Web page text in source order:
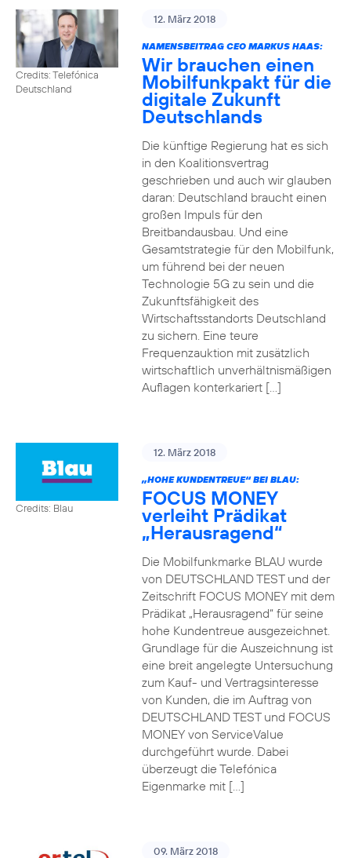
Credits: Telefónica
Deutschland
12. März 2018
NAMENSBEITRAG CEO MARKUS HAAS:
Wir brauchen einen
Mobilfunkpakt für die
digitale Zukunft
Deutschlands
Die künftige Regierung hat es sich
in den Koalitionsvertrag
geschrieben und auch wir glauben
daran: Deutschland braucht einen
großen Impuls für den
Breitbandausbau. Und eine
Gesamtstrategie für den Mobilfunk,
um führend bei der neuen
Technologie 5G zu sein und die
Zukunftsfähigkeit des
Wirtschaftsstandorts Deutschland
zu sichern. Eine teure
Frequenzauktion mit zusätzlich
wirtschaftlich unverhältnismäßigen
Auflagen konterkariert […]
Credits: Blau
12. März 2018
„HOHE KUNDENTREUE“ BEI BLAU:
FOCUS MONEY
verleiht Prädikat
„Herausragend“
Die Mobilfunkmarke BLAU wurde
von DEUTSCHLAND TEST und der
Zeitschrift FOCUS MONEY mit dem
Prädikat „Herausragend“ für seine
hohe Kundentreue ausgezeichnet.
Grundlage für die Auszeichnung ist
eine breit angelegte Untersuchung
zum Kauf- und Vertragsinteresse
von Kunden, die im Auftrag von
DEUTSCHLAND TEST und FOCUS
MONEY von ServiceValue
durchgeführt wurde. Dabei
überzeugt die Telefónica
Eigenmarke mit […]
09. März 2018